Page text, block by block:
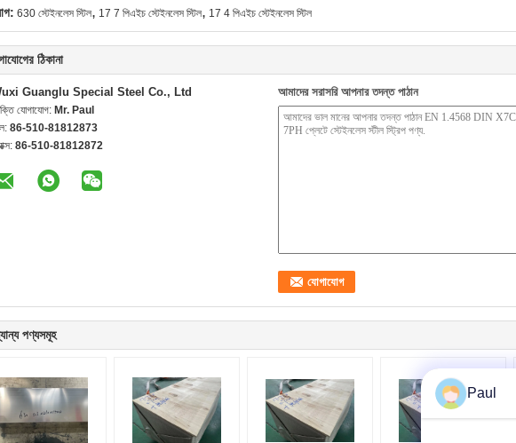
630 স্টেইনলেস স্টিল, 17 7 পিএইচ স্টেইনলেস স্টিল, 17 4 পিএইচ স্টেইনলেস স্টিল
ঠিকানা
Guanglu Special Steel Co., Ltd
যোগাযোগ: Mr. Paul
86-510-81812873
86-510-81812872
আমাদের সরাসরি আপনার তদন্ত পাঠান
পণ্যসমূহ
Paul